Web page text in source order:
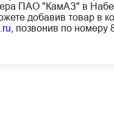
ПАО "КамАЗ" в
добавив товар в
позвонив по номеру